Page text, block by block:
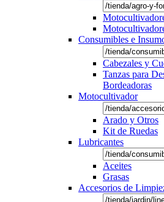
Consumibles e
Cabezales y
Tanzas para
Bordeadoras
Motocultivador
Arado y Otros
Kit de Ruedas
Lubricantes
Aceites
Grasas
Accesorios de